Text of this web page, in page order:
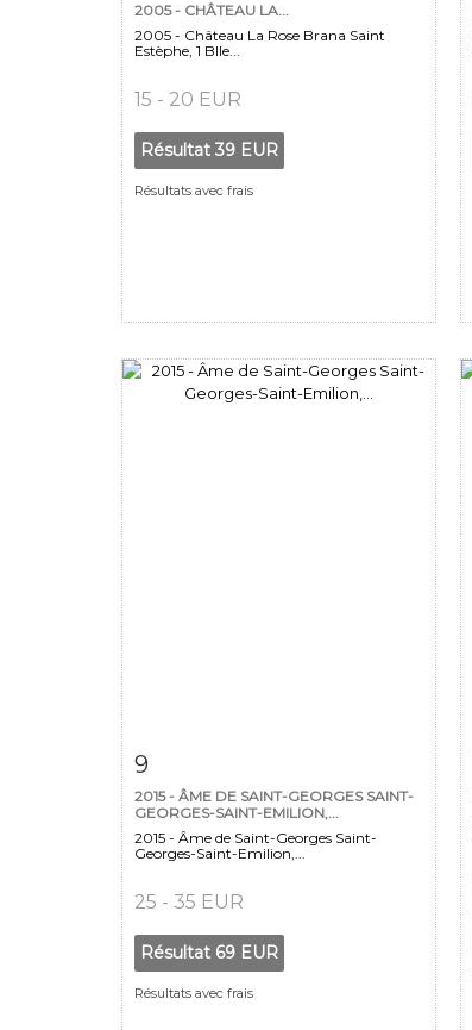
2005 - CHÂTEAU LA...
2005 - Château La Rose Brana Saint
Estèphe, 1 Blle...
15 - 20 EUR
Résultat 39 EUR
Résultats avec frais
9
2015 - ÂME DE SAINT-GEORGES SAINT-
GEORGES-SAINT-EMILION,...
2015 - Âme de Saint-Georges Saint-
Georges-Saint-Emilion,...
25 - 35 EUR
Résultat 69 EUR
Résultats avec frais